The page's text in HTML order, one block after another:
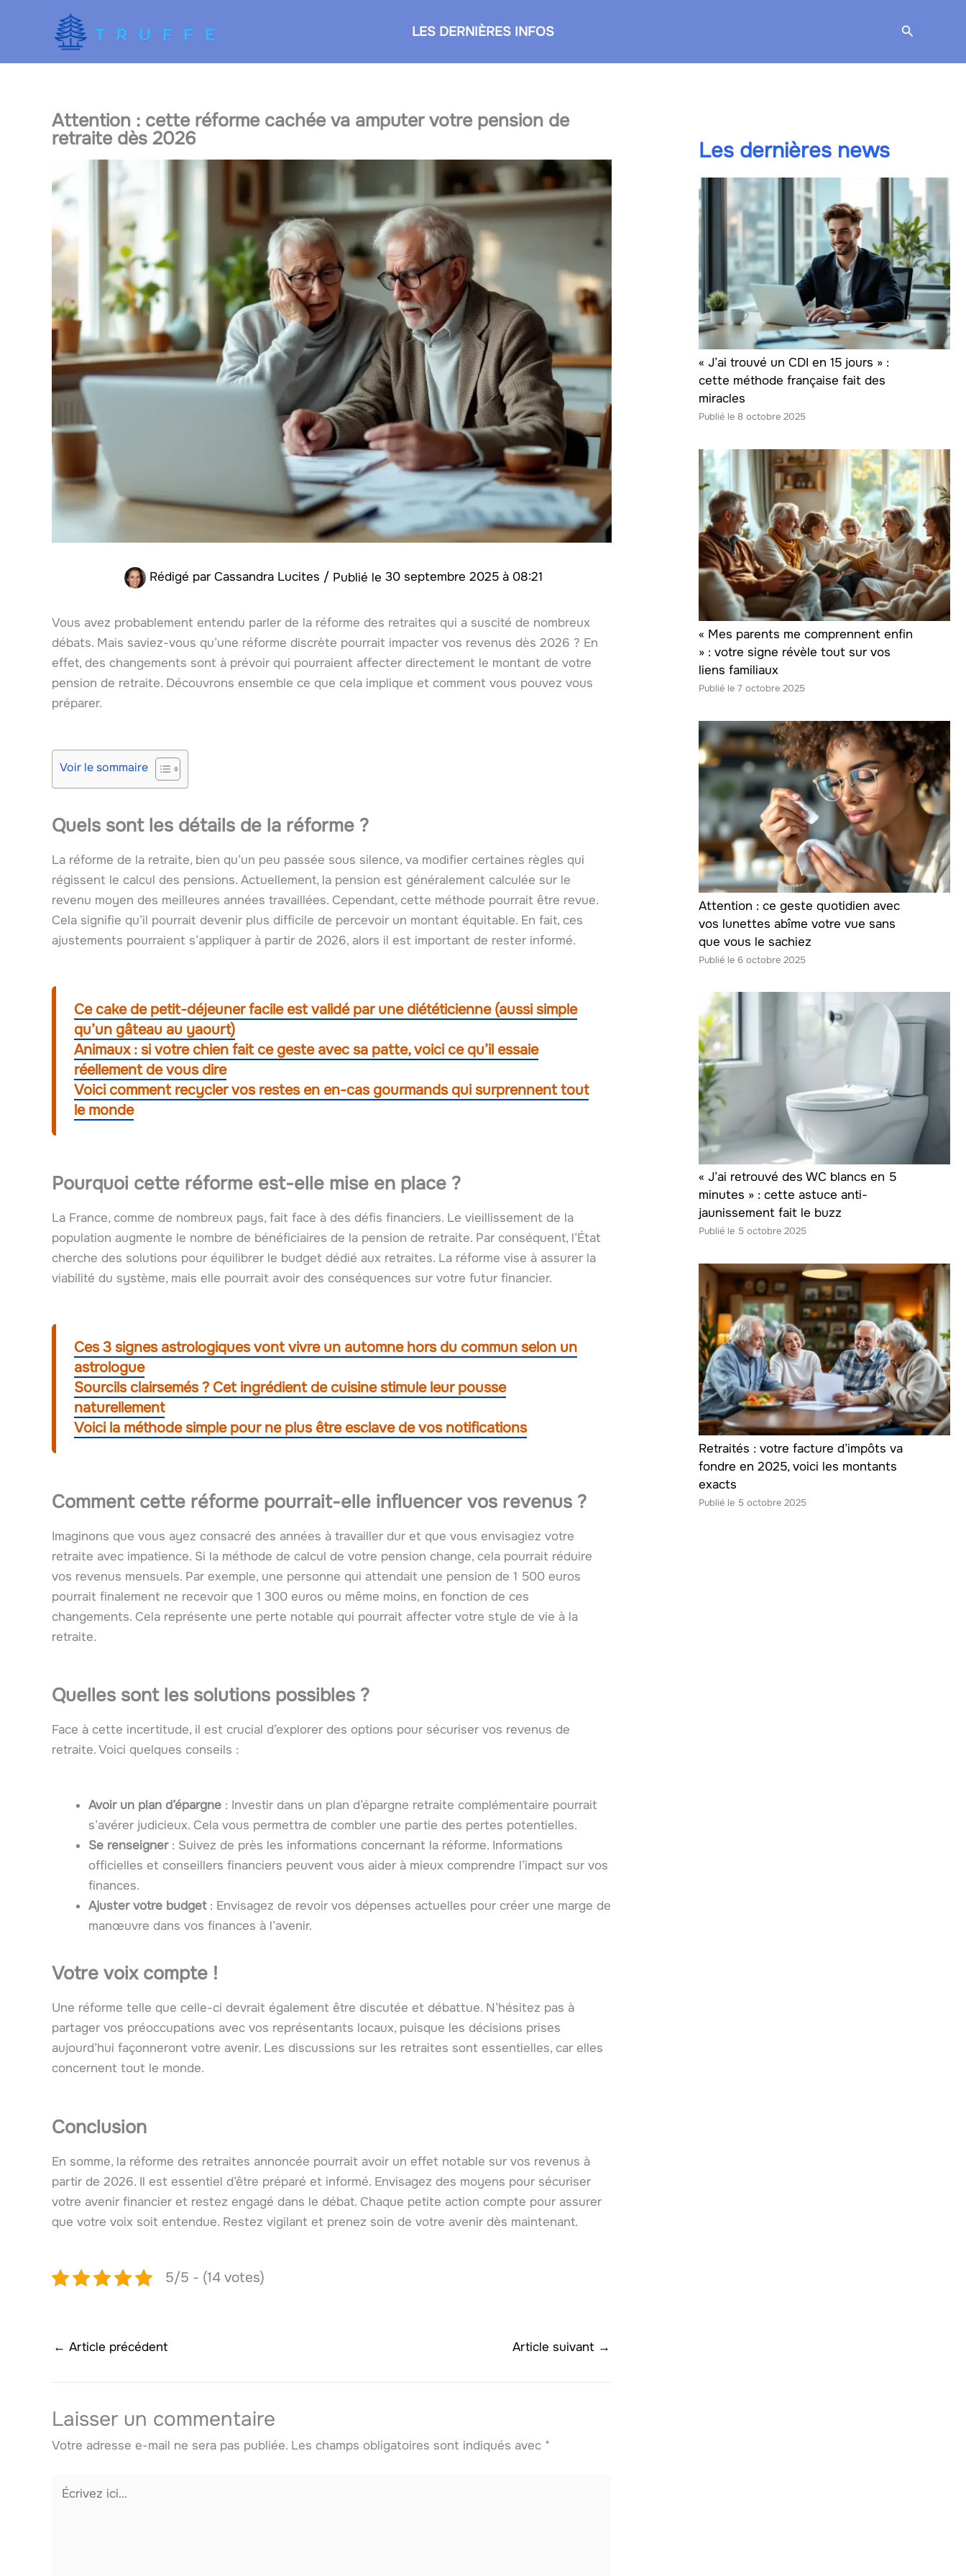
LES DERNIÈRES INFOS
Attention : cette réforme cachée va amputer votre pension de
retraite dès 2026
Rédigé par Cassandra Lucites / 30 septembre 2025 à 08:21
Vous avez probablement entendu parler de la réforme des retraites qui a suscité de nombreux
débats. Mais saviez-vous qu’une réforme discrète pourrait impacter vos revenus dès 2026 ? En
effet, des changements sont à prévoir qui pourraient affecter directement le montant de votre
pension de retraite. Découvrons ensemble ce que cela implique et comment vous pouvez vous
préparer.
Voir le sommaire
Quels sont les détails de la réforme ?
La réforme de la retraite, bien qu’un peu passée sous silence, va modifier certaines règles qui
régissent le calcul des pensions. Actuellement, la pension est généralement calculée sur le
revenu moyen des meilleures années travaillées. Cependant, cette méthode pourrait être revue.
Cela signifie qu’il pourrait devenir plus difficile de percevoir un montant équitable. En fait, ces
ajustements pourraient s’appliquer à partir de 2026, alors il est important de rester informé.
Ce cake de petit-déjeuner facile est validé par une diététicienne (aussi simple
qu’un gâteau au yaourt)
Animaux : si votre chien fait ce geste avec sa patte, voici ce qu’il essaie
réellement de vous dire
Voici comment recycler vos restes en en-cas gourmands qui surprennent tout
le monde
Pourquoi cette réforme est-elle mise en place ?
La France, comme de nombreux pays, fait face à des défis financiers. Le vieillissement de la
population augmente le nombre de bénéficiaires de la pension de retraite. Par conséquent, l’État
cherche des solutions pour équilibrer le budget dédié aux retraites. La réforme vise à assurer la
viabilité du système, mais elle pourrait avoir des conséquences sur votre futur financier.
Ces 3 signes astrologiques vont vivre un automne hors du commun selon un
astrologue
Sourcils clairsemés ? Cet ingrédient de cuisine stimule leur pousse
naturellement
Voici la méthode simple pour ne plus être esclave de vos notifications
Comment cette réforme pourrait-elle influencer vos revenus ?
Imaginons que vous ayez consacré des années à travailler dur et que vous envisagiez votre
retraite avec impatience. Si la méthode de calcul de votre pension change, cela pourrait réduire
vos revenus mensuels. Par exemple, une personne qui attendait une pension de 1 500 euros
pourrait finalement ne recevoir que 1 300 euros ou même moins, en fonction de ces
changements. Cela représente une perte notable qui pourrait affecter votre style de vie à la
retraite.
Quelles sont les solutions possibles ?
Face à cette incertitude, il est crucial d’explorer des options pour sécuriser vos revenus de
retraite. Voici quelques conseils :
Avoir un plan d’épargne : Investir dans un plan d’épargne retraite complémentaire pourrait
s’avérer judicieux. Cela vous permettra de combler une partie des pertes potentielles.
Se renseigner: Suivez de près les informations concernant la réforme. Informations
officielles et conseillers financiers peuvent vous aider à mieux comprendre l’impact sur vos
finances.
Ajuster votre budget: Envisagez de revoir vos dépenses actuelles pour créer une marge de
manœuvre dans vos finances à l’avenir.
Votre voix compte !
Une réforme telle que celle-ci devrait également être discutée et débattue. N’hésitez pas à
partager vos préoccupations avec vos représentants locaux, puisque les décisions prises
aujourd’hui façonneront votre avenir. Les discussions sur les retraites sont essentielles, car elles
concernent tout le monde.
Conclusion
En somme, la réforme des retraites annoncée pourrait avoir un effet notable sur vos revenus à
partir de 2026. Il est essentiel d’être préparé et informé. Envisagez des moyens pour sécuriser
votre avenir financier et restez engagé dans le débat. Chaque petite action compte pour assurer
que votre voix soit entendue. Restez vigilant et prenez soin de votre avenir dès maintenant.
5/5 - (14 votes)
← Article précédent Article suivant →
Laisser un commentaire
Votre adresse e-mail ne sera pas publiée. Les champs obligatoires sont indiqués avec *
Écrivez
Les dernières news
« J’ai trouvé un CDI en 15 jours » :
cette méthode française fait des
miracles
8 octobre 2025
« Mes parents me comprennent enfin
» : votre signe révèle tout sur vos
liens familiaux
7 octobre 2025
Attention : ce geste quotidien avec
vos lunettes abîme votre vue sans
que vous le sachiez
6 octobre 2025
« J’ai retrouvé des WC blancs en 5
minutes » : cette astuce anti-
jaunissement fait le buzz
5 octobre 2025
Retraités : votre facture d’impôts va
fondre en 2025, voici les montants
exacts
5 octobre 2025